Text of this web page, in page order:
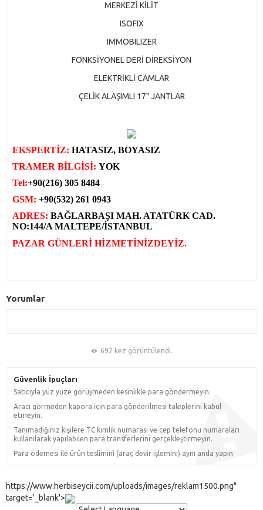
MERKEZİ KİLİT
ISOFIX
IMMOBILIZER
FONKSİYONEL DERİ DİREKSİYON
ELEKTRİKLİ CAMLAR
ÇELİK ALAŞIMLI 17" JANTLAR
EKSPERTİZ: HATASIZ, BOYASIZ
TRAMER BİLGİSİ: YOK
Tel:+90(216) 305 8484
GSM: +90(532) 261 0943
ADRES: BAĞLARBAŞI MAH. ATATÜRK CAD.
NO:144/A MALTEPE/İSTANBUL
PAZAR GÜNLERİ HİZMETİNİZDEYİZ.
Yorumlar
692 kez görüntülendi.
Güvenlik İpuçları
Satıcıyla yüz yüze görüşmeden kesinlikle para göndermeyin.
Aracı görmeden kapora için para gönderilmesi taleplerini kabul
etmeyin.
Tanımadığınız kişilere TC kimlik numarası ve cep telefonu numaraları
kullanılarak yapılabilen para transferlerini gerçekleştirmeyin.
Para ödemesi ile ürün teslimini (araç devir işlemini) aynı anda yapın
https://www.herbiseycii.com/uploads/images/reklam1500.png"
target='_blank'>